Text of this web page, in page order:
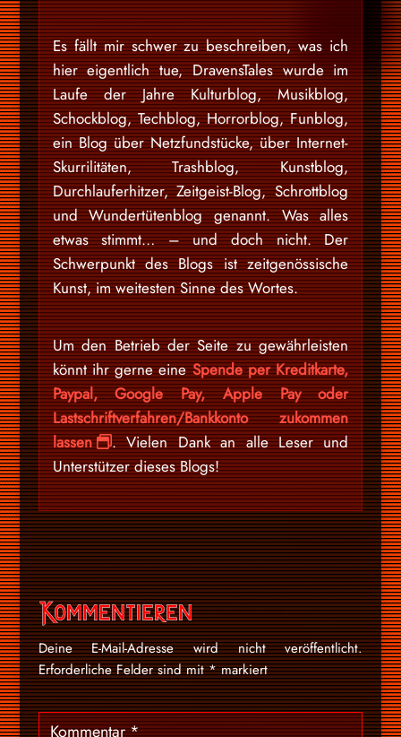
Es fällt mir schwer zu beschreiben, was ich
hier eigentlich tue, DravensTales wurde im
Laufe der Jahre Kulturblog, Musikblog,
Schockblog, Techblog, Horrorblog, Funblog,
ein Blog über Netzfundstücke, über Internet-
Skurrilitäten, Trashblog, Kunstblog,
Durchlauferhitzer, Zeitgeist-Blog, Schrottblog
und Wundertütenblog genannt. Was alles
etwas stimmt… – und doch nicht. Der
Schwerpunkt des Blogs ist zeitgenössische
Kunst, im weitesten Sinne des Wortes.
Um den Betrieb der Seite zu gewährleisten
könnt ihr gerne eineSpende per Kreditkarte,
Paypal, Google Pay, Apple Pay oder
Lastschriftverfahren/Bankkonto zukommen
lassen
. Vielen Dank an alle Leser und
Unterstützer dieses Blogs!
Kommentieren
Deine E-Mail-Adresse wird nicht veröffentlicht.
Erforderliche Felder sind mit*markiert